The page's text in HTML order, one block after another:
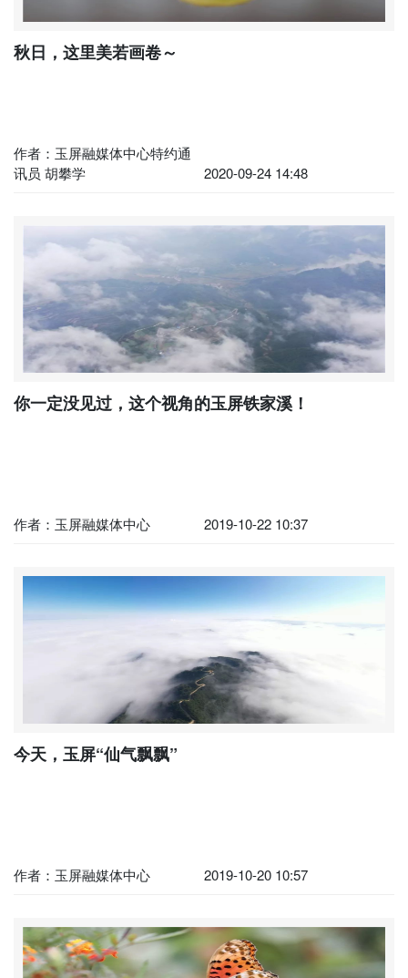
​秋日，这里美若画卷～
作者：玉屏融媒体中心特约通
讯员 胡攀学
2020-09-24 14:48
你一定没见过，这个视角的玉屏铁家溪！
作者：玉屏融媒体中心 2019-10-22 10:37
今天，玉屏“仙气飘飘”
作者：玉屏融媒体中心 2019-10-20 10:57